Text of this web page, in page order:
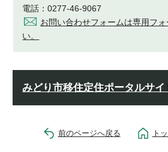
電話：0277-46-9067
お問い合わせフォームは専用フ
い。
みどり市移住定住ポータルサイ
前のページへ戻る ト